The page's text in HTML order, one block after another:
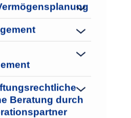
Beratung durch